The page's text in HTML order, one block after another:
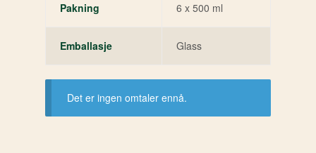
Pakning 6 x 500 ml
Emballasje Glass
Det er ingen omtaler ennå.